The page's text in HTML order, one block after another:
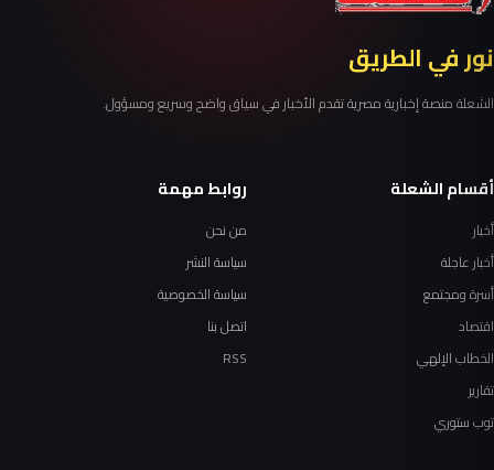
نور في الطريق
الشعلة منصة إخبارية مصرية تقدم الأخبار في سياق واضح وسريع ومسؤول.
أقسام الشعلة
أخبار
أخبار عاجلة
أسرة ومجتمع
اقتصاد
الخطاب الإلهي
تقارير
توب ستوري
روابط مهمة
من نحن
سياسة النشر
سياسة الخصوصية
اتصل بنا
RSS